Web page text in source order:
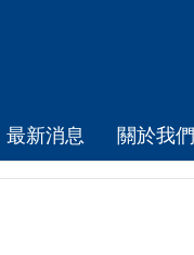
最新消息 關於我們